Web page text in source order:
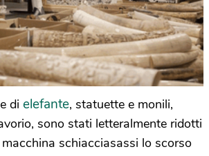
di elefante, statuette e monili,
sono stati letteralmente ridotti
schiacciasassi lo scorso